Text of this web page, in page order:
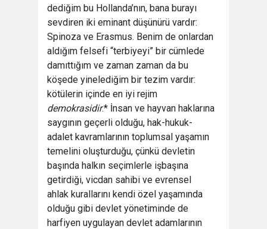
dediğim bu Hollanda’nın, bana burayı
sevdiren iki eminant düşünürü vardır:
Spinoza ve Erasmus. Benim de onlardan
aldığım felsefi “terbiyeyi” bir cümlede
damıttığım ve zaman zaman da bu
köşede yinelediğim bir tezim vardır:
kötülerin içinde en iyi rejim
demokrasidir.* İnsan ve hayvan haklarına
saygının geçerli olduğu, hak-hukuk-
adalet kavramlarının toplumsal yaşamın
temelini oluşturduğu, çünkü devletin
başında halkın seçimlerle işbaşına
getirdiği, vicdan sahibi ve evrensel
ahlak kurallarını kendi özel yaşamında
olduğu gibi devlet yönetiminde de
harfiyen uygulayan devlet adamlarının